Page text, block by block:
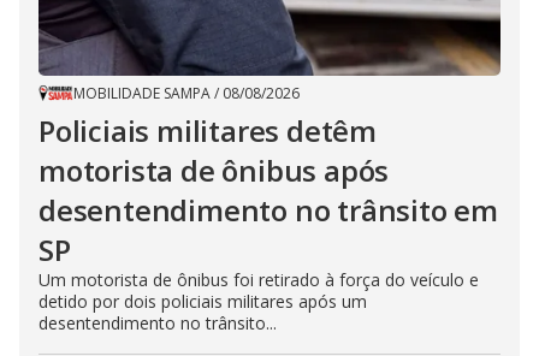
MOBILIDADE SAMPA/ 08/08/2026
Policiais militares detêm
motorista de ônibus após
desentendimento no trânsito em
SP
Um motorista de ônibus foi retirado à força do veículo e
detido por dois policiais militares após um
desentendimento no trânsito...